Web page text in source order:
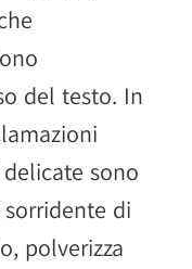
del testo. In
sono
di
polverizza